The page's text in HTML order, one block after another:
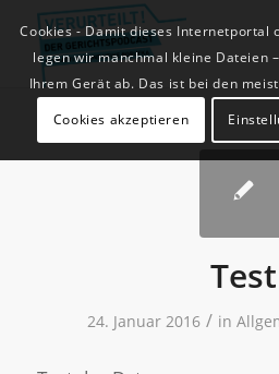
Test
24. Januar 2016 / in
Cookies - Damit dieses Internetportal
legen wir manchmal kleine Dateien
Ihrem Gerät ab. Das ist bei den
Cookies akzeptieren